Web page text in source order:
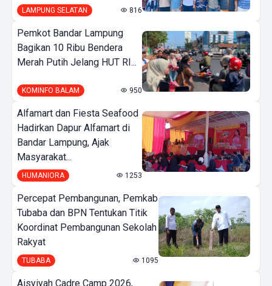
LAMPUNG SELATAN 816
Pemkot Bandar Lampung
Bagikan 10 Ribu Bendera
Merah Putih Jelang HUT RI...
KOMINFO BALAM 950
Alfamart dan Fiesta Seafood
Hadirkan Dapur Alfamart di
Bandar Lampung, Ajak
Masyarakat...
HUMANIORA 1253
Percepat Pembangunan, Pemkab
Tubaba dan BPN Tentukan Titik
Koordinat Pembangunan Sekolah
Rakyat
TUBABA 1095
Aisyiyah Cadre Camp 2026,